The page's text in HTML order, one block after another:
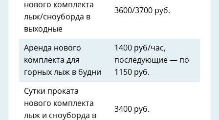
нового комплекта
лыж/сноуборда в
выходные
3600/3700 руб.
Аренда нового
комплекта для
горных лыж в будни
1400 руб/час,
последующие — по
1150 руб.
Сутки проката
нового комплекта
лыж и сноуборда в
3400 руб.